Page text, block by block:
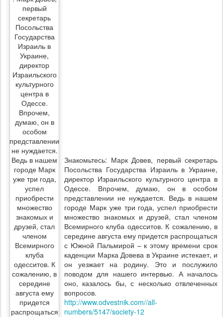
Знакомьтесь: Марк Довев, первый секретарь
Посольства Государства Израиль в Украине,
директор Израильского культурного центра в
Одессе. Впрочем, думаю, он в особом
представлении не нуждается. Ведь в нашем
городе Марк уже три года, успел приобрести
множество знакомых и друзей, стал членом
Всемирного клуба одесситов. К сожалению, в
середине августа ему придется распрощаться
с Южной Пальмирой – к этому времени срок
каденции Марка Довева в Украине истекает, и
он уезжает на родину. Это и послужило
поводом для нашего интервью. А началось
оно, казалось бы, с несколько отвлеченных
вопросов.
http://www.odvestnik.com//all-
numbers/5147/society-12